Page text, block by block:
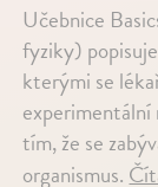
Učebnice
fyziky)
kterými se
experimentální
tím, že se
organismus.